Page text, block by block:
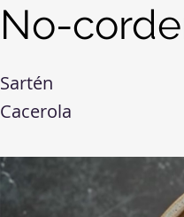
No-
Sartén
Cacerola